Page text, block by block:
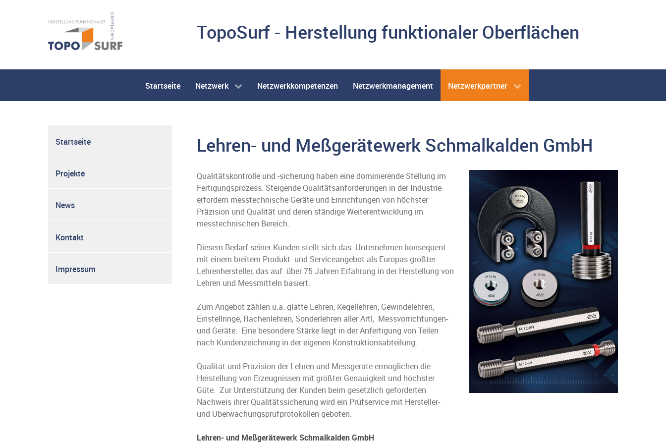
TopoSurf - Herstellung funktionaler Oberflächen
Startseite Netzwerk Netzwerkkompetenzen Netzwerkmanagement Netzwerkpartner
Startseite
Projekte
News
Kontakt
Impressum
Lehren- und Meßgerätewerk Schmalkalden GmbH
Qualitätskontrolle und -sicherung haben eine dominierende Stellung im
Fertigungsprozess. Steigende Qualitätsanforderungen in der Industrie
erfordern messtechnische Geräte und Einrichtungen von höchster
Präzision und Qualität und deren ständige Weiterentwicklung im
messtechnischen Bereich.
Diesem Bedarf seiner Kunden stellt sich das Unternehmen konsequent
mit einem breitem Produkt- und Serviceangebot als Europas größter
Lehrenhersteller, das auf über 75 Jahren Erfahrung in der Herstellung von
Lehren und Messmitteln basiert.
Zum Angebot zählen u.a. glatte Lehren, Kegellehren, Gewindelehren,
Einstellringe, Rachenlehren, Sonderlehren aller Artl, Messvorrichtungen-
und Geräte. Eine besondere Stärke liegt in der Anfertigung von Teilen
nach Kundenzeichnung in der eigenen Konstruktionsabteilung.
Qualität und Präzision der Lehren und Messgeräte ermöglichen die
Herstellung von Erzeugnissen mit größter Genauigkeit und höchster
Güte. Zur Unterstützung der Kunden beim gesetzlich geforderten
Nachweis ihrer Qualitätssicherung wird ein Prüfservice mit Hersteller-
und Überwachungsprüfprotokollen geboten.
Lehren- und Meßgerätewerk Schmalkalden GmbH